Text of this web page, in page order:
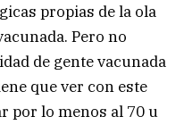
propias de la ola
Pero no
de gente vacunada
que ver con este
por lo menos al 70 u